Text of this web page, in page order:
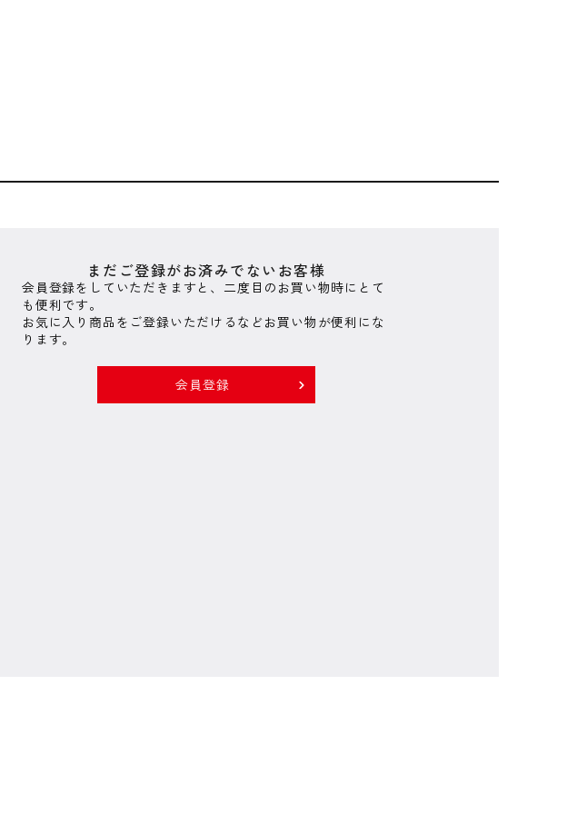
まだご登録がお済みでないお客様
会員登録をしていただきますと、二度目のお買い物時にとて
も便利です。
お気に入り商品をご登録いただけるなどお買い物が便利にな
ります。
会員登録